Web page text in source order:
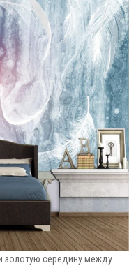
золотую середину между